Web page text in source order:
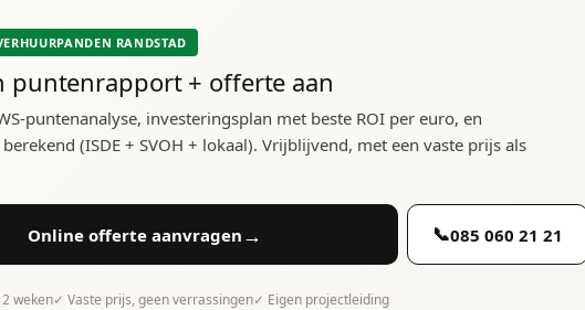
RANDSTAD
puntenrapport + offerte aan
puntenanalyse, investeringsplan met beste ROI per euro, en
(ISDE + SVOH + lokaal). Vrijblijvend, met een vaste prijs als
Online offerte aanvragen → 📞085 060 21 21
weken✓ Vaste prijs, geen verrassingen✓ Eigen projectleiding